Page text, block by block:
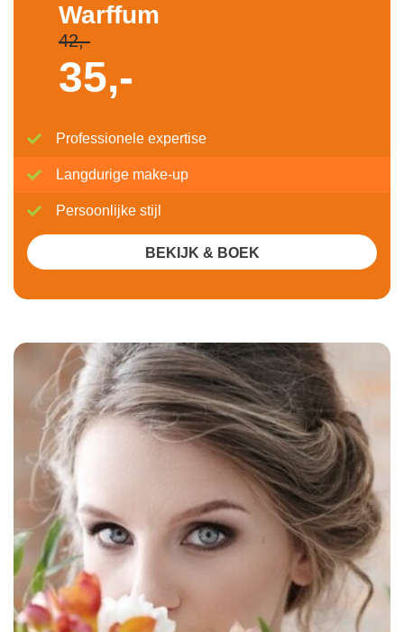
Warffum
42,-
35,-
Professionele expertise
Langdurige make-up
Persoonlijke stijl
BEKIJK & BOEK